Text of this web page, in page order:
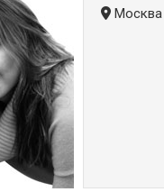
Москва